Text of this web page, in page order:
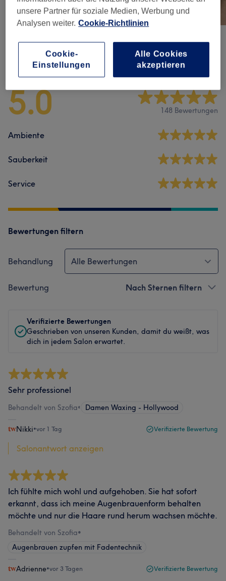
Salonbewertungen
5.0 148 Bewertungen
Ambiente
Sauberkeit
Service
Bewertungen filtern
Behandlung Alle Bewertungen
Bewertung Nach Sternen filtern
Verifizierte Bewertungen
Geschrieben von unseren Kunden, damit du weißt, was
dich in jedem Salon erwartet.
Sehr professionel
Behandelt von Szofia• Damen Waxing - Hollywood
Nikki•vor 1 Tag Verifizierte Bewertung
Salonantwort anzeigen
Ich fühlte mich wohl und aufgehoben. Sie hat sofort
erkannt, dass ich meine Augenbrauenform behalten
möchte und nur die Haare rund herum wachsen möchte.
Behandelt von Szofia•
Augenbrauen zupfen mit Fadentechnik
Adrienne•vor 3 Tagen Verifizierte Bewertung
unsere Partner für soziale Medien, Werbung und
Analysen weiter. Cookie-Richtlinien
Alle Cookies
akzeptieren
Cookie-
Einstellungen